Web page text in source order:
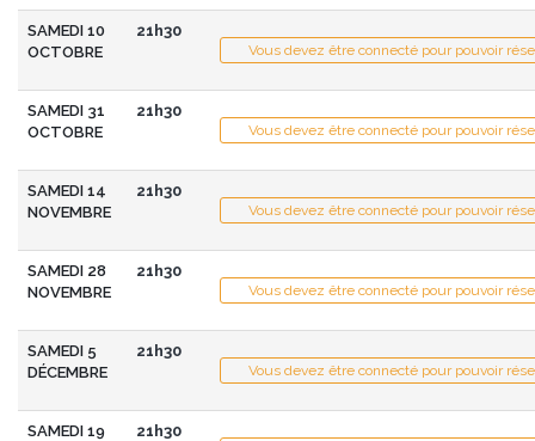
SAMEDI 10
OCTOBRE
21h30
Vous devez être connecté pour pouvoir
SAMEDI 31
OCTOBRE
21h30
Vous devez être connecté pour pouvoir
SAMEDI 14
NOVEMBRE
21h30
Vous devez être connecté pour pouvoir
SAMEDI 28
NOVEMBRE
21h30
Vous devez être connecté pour pouvoir
SAMEDI 5
DÉCEMBRE
21h30
Vous devez être connecté pour pouvoir
SAMEDI 19
21h30